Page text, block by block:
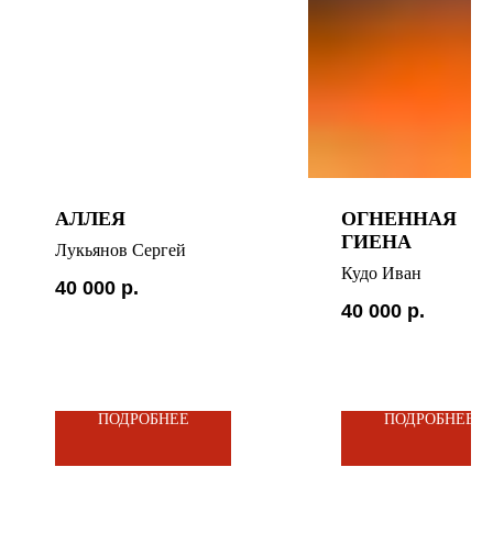
АЛЛЕЯ
Лукьянов Сергей
40 000 р.
ПОДРОБНЕЕ
ОГНЕННАЯ
ГИЕНА
Кудо Иван
40 000 р.
ПОДРОБНЕЕ